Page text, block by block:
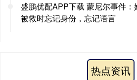
盛鹏优配APP下载 蒙尼尔事件：
被救时忘记身份，忘记语言
热点资讯